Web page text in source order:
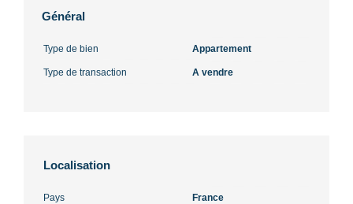
Général
Type de bien Appartement
Type de transaction A vendre
Localisation
Pays France